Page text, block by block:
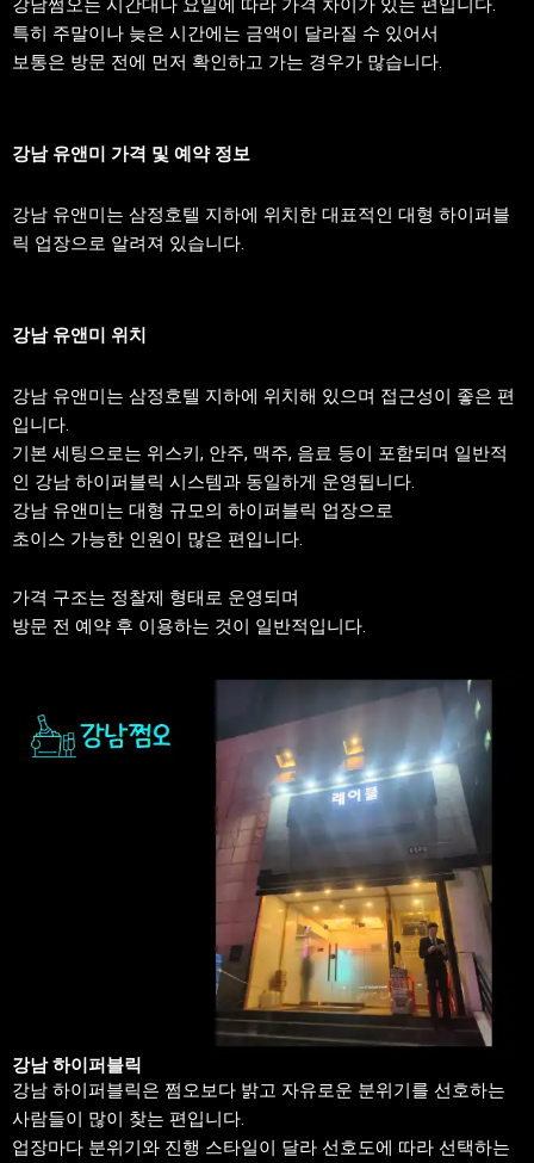
강남쩜오는 시간대나 요일에 따라 가격 차이가 있는 편입니다.
특히 주말이나 늦은 시간에는 금액이 달라질 수 있어서
보통은 방문 전에 먼저 확인하고 가는 경우가 많습니다.
강남 유앤미 가격 및 예약 정보
강남 유앤미는 삼정호텔 지하에 위치한 대표적인 대형 하이퍼블
릭 업장으로 알려져 있습니다.
강남 유앤미 위치
강남 유앤미는 삼정호텔 지하에 위치해 있으며 접근성이 좋은 편
입니다.
기본 세팅으로는 위스키, 안주, 맥주, 음료 등이 포함되며 일반적
인 강남 하이퍼블릭 시스템과 동일하게 운영됩니다.
강남 유앤미는 대형 규모의 하이퍼블릭 업장으로
초이스 가능한 인원이 많은 편입니다.
가격 구조는 정찰제 형태로 운영되며
방문 전 예약 후 이용하는 것이 일반적입니다.
강남 하이퍼블릭
강남 하이퍼블릭은 쩜오보다 밝고 자유로운 분위기를 선호하는
사람들이 많이 찾는 편입니다.
업장마다 분위기와 진행 스타일이 달라 선호도에 따라 선택하는